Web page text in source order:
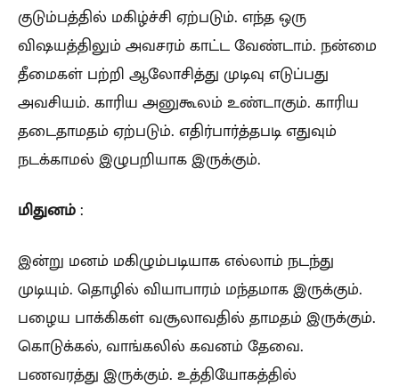
குடும்பத்தில் மகிழ்ச்சி ஏற்படும். எந்த ஒரு
விஷயத்திலும் அவசரம் காட்ட வேண்டாம். நன்மை
தீமைகள் பற்றி ஆலோசித்து முடிவு எடுப்பது
அவசியம். காரிய அனுகூலம் உண்டாகும். காரிய
தடைதாமதம் ஏற்படும். எதிர்பார்த்தபடி எதுவும்
நடக்காமல் இழுபறியாக இருக்கும்.
மிதுனம் :
இன்று மனம் மகிழும்படியாக எல்லாம் நடந்து
முடியும். தொழில் வியாபாரம் மந்தமாக இருக்கும்.
பழைய பாக்கிகள் வசூலாவதில் தாமதம் இருக்கும்.
கொடுக்கல், வாங்கலில் கவனம் தேவை.
பணவரத்து இருக்கும். உத்தியோகத்தில்